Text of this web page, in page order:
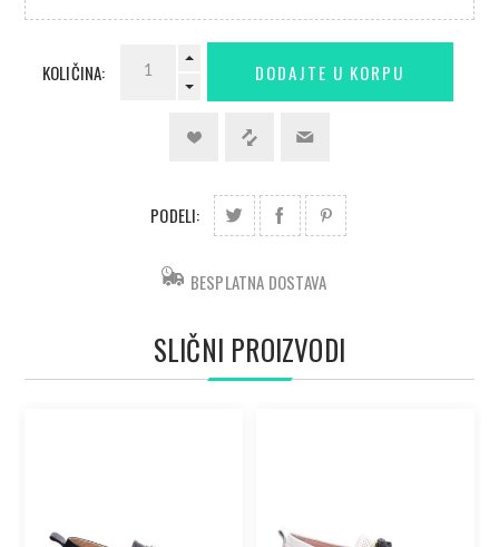
KOLIČINA:
PODELI:
BESPLATNA DOSTAVA
SLIČNI PROIZVODI